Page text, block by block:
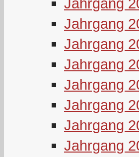
Jahrgang
Jahrgang
Jahrgang
Jahrgang
Jahrgang
Jahrgang
Jahrgang